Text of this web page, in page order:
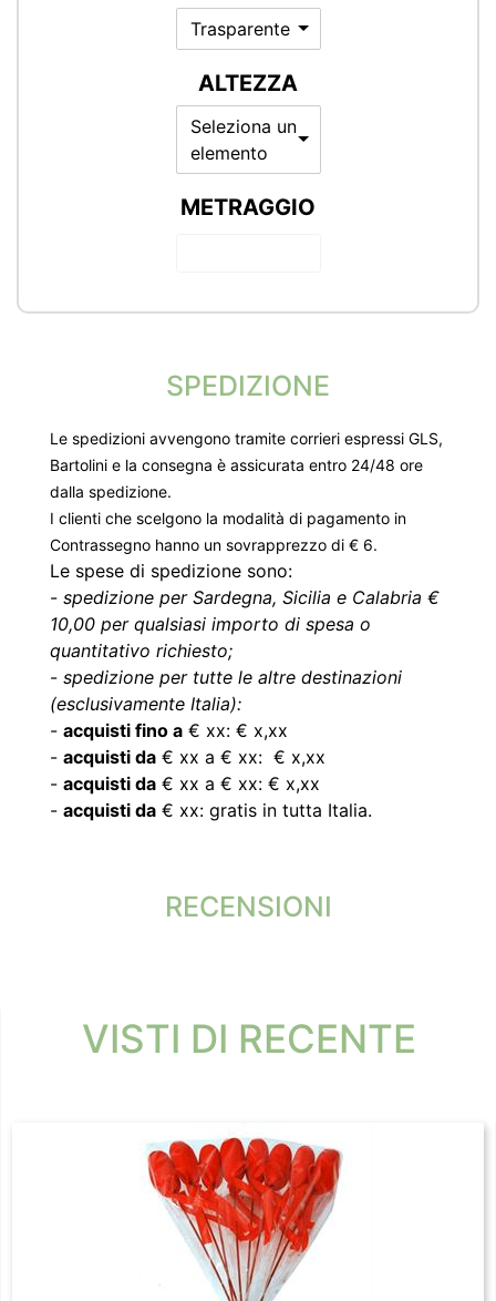
Trasparente
ALTEZZA
Seleziona un
elemento
METRAGGIO
SPEDIZIONE
Le spedizioni avvengono tramite corrieri espressi GLS,
Bartolini e la consegna è assicurata entro 24/48 ore
dalla spedizione.
I clienti che scelgono la modalità di pagamento in
Contrassegno hanno un sovrapprezzo di € 6.
Le spese di spedizione sono:
- spedizione per Sardegna, Sicilia e Calabria €
10,00 per qualsiasi importo di spesa o
quantitativo richiesto;
- spedizione per tutte le altre destinazioni
(esclusivamente Italia):
- acquisti fino a € xx: € x,xx
- acquisti da € xx a € xx: € x,xx
- acquisti da € xx a € xx: € x,xx
- acquisti da € xx: gratis in tutta Italia.
RECENSIONI
VISTI DI RECENTE